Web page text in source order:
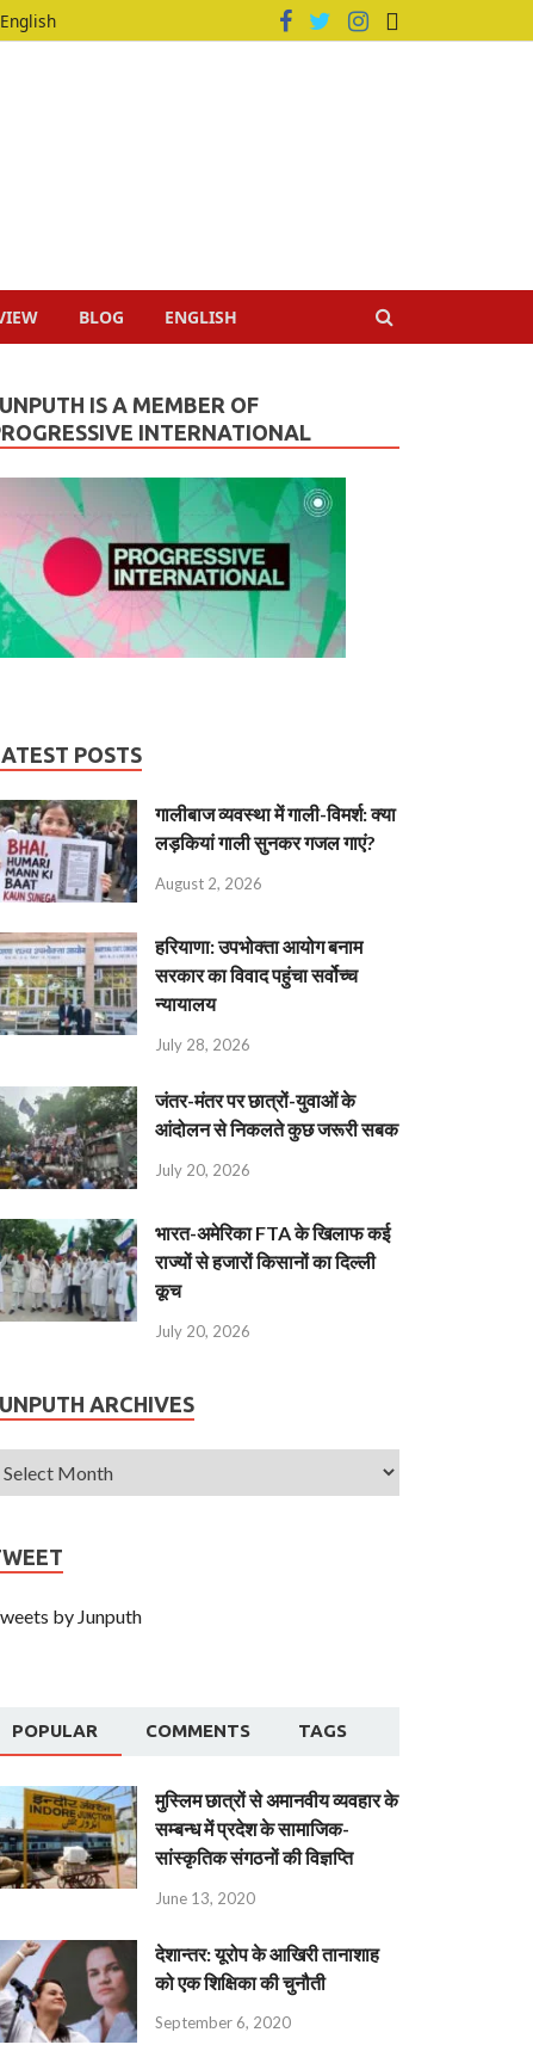
English
BLOG ENGLISH
IS A MEMBER OF
INTERNATIONAL
POSTS
गालीबाज व्‍यवस्‍था में गाली-विमर्श: क्या
लड़कियां गाली सुनकर गजल गाएं?
August 2, 2026
हरियाणा: उपभोक्ता आयोग बनाम
सरकार का विवाद पहुंचा सर्वोच्च
न्यायालय
July 28, 2026
जंतर-मंतर पर छात्रों-युवाओं के
आंदोलन से निकलते कुछ जरूरी सबक
July 20, 2026
भारत-अमेरिका FTA के खिलाफ कई
राज्यों से हजारों किसानों का दिल्ली
कूच
July 20, 2026
ARCHIVES
by Junputh
POPULAR COMMENTS TAGS
मुस्लिम छात्रों से अमानवीय व्यवहार के
सम्बन्ध में प्रदेश के सामाजिक-
सांस्कृतिक संगठनों की विज्ञप्ति
June 13, 2020
देशान्‍तर: यूरोप के आखिरी तानाशाह
को एक शिक्षिका की चुनौती
September 6, 2020